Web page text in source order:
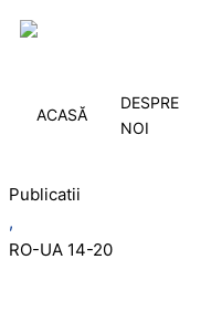
ACASĂ
DESPRE
NOI
Publicatii
,
RO-UA 14-20